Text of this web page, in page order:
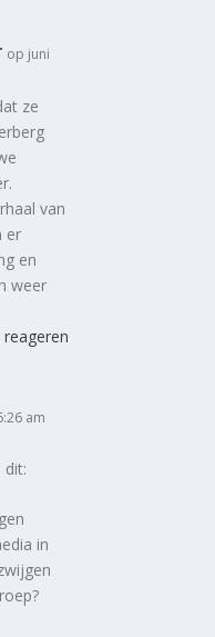
op juni
ze
van
er
en
weer
am
dit:
in